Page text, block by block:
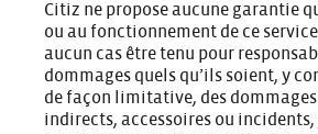
Citiz ne propose aucune garantie
ou au fonctionnement de ce
aucun cas être tenu pour
dommages quels qu’ils soient, y
de façon limitative, des
indirects, accessoires ou incidents,